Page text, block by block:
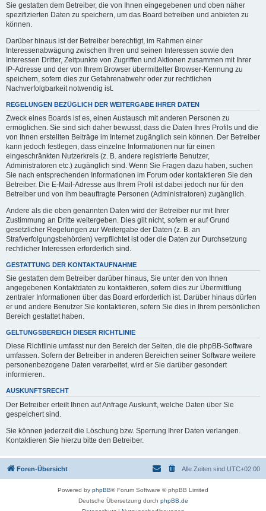
Sie gestatten dem Betreiber, die von Ihnen eingegebenen und oben näher
spezifizierten Daten zu speichern, um das Board betreiben und anbieten zu
können.
Darüber hinaus ist der Betreiber berechtigt, im Rahmen einer
Interessenabwägung zwischen Ihren und seinen Interessen sowie den
Interessen Dritter, Zeitpunkte von Zugriffen und Aktionen zusammen mit Ihrer
IP-Adresse und der von Ihrem Browser übermittelter Browser-Kennung zu
speichern, sofern dies zur Gefahrenabwehr oder zur rechtlichen
Nachverfolgbarkeit notwendig ist.
REGELUNGEN BEZÜGLICH DER WEITERGABE IHRER DATEN
Zweck eines Boards ist es, einen Austausch mit anderen Personen zu
ermöglichen. Sie sind sich daher bewusst, dass die Daten Ihres Profils und die
von Ihnen erstellten Beiträge im Internet zugänglich sein können. Der Betreiber
kann jedoch festlegen, dass einzelne Informationen nur für einen
eingeschränkten Nutzerkreis (z. B. andere registrierte Benutzer,
Administratoren etc.) zugänglich sind. Wenn Sie Fragen dazu haben, suchen
Sie nach entsprechenden Informationen im Forum oder kontaktieren Sie den
Betreiber. Die E-Mail-Adresse aus Ihrem Profil ist dabei jedoch nur für den
Betreiber und von ihm beauftragte Personen (Administratoren) zugänglich.
Andere als die oben genannten Daten wird der Betreiber nur mit Ihrer
Zustimmung an Dritte weitergeben. Dies gilt nicht, sofern er auf Grund
gesetzlicher Regelungen zur Weitergabe der Daten (z. B. an
Strafverfolgungsbehörden) verpflichtet ist oder die Daten zur Durchsetzung
rechtlicher Interessen erforderlich sind.
GESTATTUNG DER KONTAKTAUFNAHME
Sie gestatten dem Betreiber darüber hinaus, Sie unter den von Ihnen
angegebenen Kontaktdaten zu kontaktieren, sofern dies zur Übermittlung
zentraler Informationen über das Board erforderlich ist. Darüber hinaus dürfen
er und andere Benutzer Sie kontaktieren, sofern Sie dies in Ihrem persönlichen
Bereich gestattet haben.
GELTUNGSBEREICH DIESER RICHTLINIE
Diese Richtlinie umfasst nur den Bereich der Seiten, die die phpBB-Software
umfassen. Sofern der Betreiber in anderen Bereichen seiner Software weitere
personenbezogene Daten verarbeitet, wird er Sie darüber gesondert
informieren.
AUSKUNFTSRECHT
Der Betreiber erteilt Ihnen auf Anfrage Auskunft, welche Daten über Sie
gespeichert sind.
Sie können jederzeit die Löschung bzw. Sperrung Ihrer Daten verlangen.
Kontaktieren Sie hierzu bitte den Betreiber.
Foren-Übersicht Alle Zeiten sind UTC+02:00
Powered by phpBB® Forum Software © phpBB Limited
Deutsche Übersetzung durch phpBB.de